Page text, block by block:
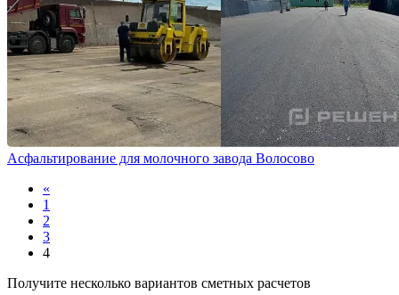
Асфальтирование для молочного завода Волосово
«
1
2
3
4
Получите несколько вариантов сметных расчетов